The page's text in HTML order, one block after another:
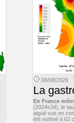
08/08/2026
La
En France
(2024s34), le
aiguë vus en
été estimé à 62